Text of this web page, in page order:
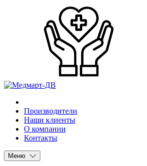
Производители
Наши клиенты
О компании
Контакты
Меню